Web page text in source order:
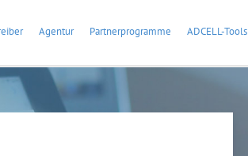
Agentur Partnerprogramme ADCELL-Tools